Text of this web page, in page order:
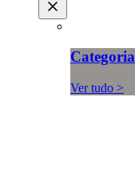
Categoria
Ver tudo >